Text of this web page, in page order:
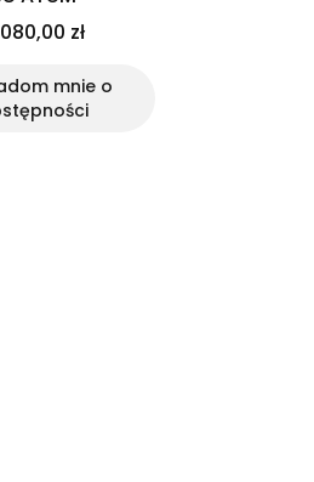
zł
mnie o